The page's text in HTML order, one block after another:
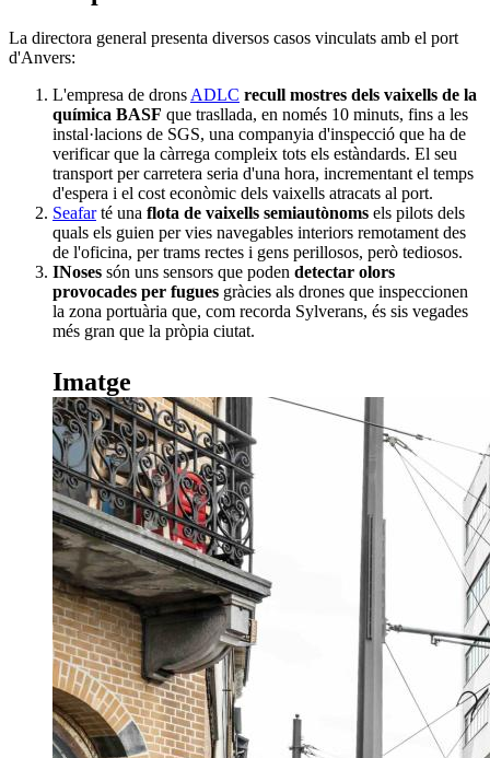
La directora general presenta diversos casos vinculats amb el port
d'Anvers:
L'empresa de drons ADLC recull mostres dels vaixells de la
química BASF que trasllada, en només 10 minuts, fins a les
instal·lacions de SGS, una companyia d'inspecció que ha de
verificar que la càrrega compleix tots els estàndards. El seu
transport per carretera seria d'una hora, incrementant el temps
d'espera i el cost econòmic dels vaixells atracats al port.
Seafarté una flota de vaixells semiautònoms els pilots dels
quals els guien per vies navegables interiors remotament des
de l'oficina, per trams rectes i gens perillosos, però tediosos.
INoses són uns sensors que poden detectar olors
provocades per fugues gràcies als drones que inspeccionen
la zona portuària que, com recorda Sylverans, és sis vegades
més gran que la pròpia ciutat.
Imatge